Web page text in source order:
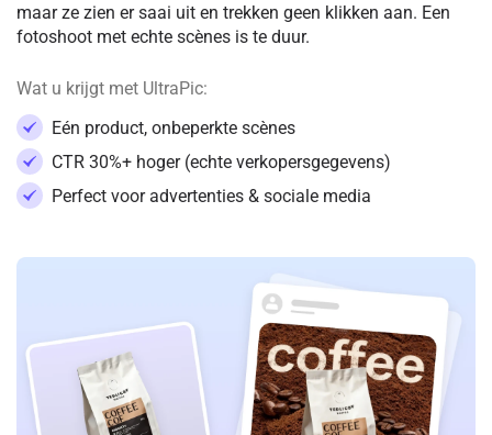
maar ze zien er saai uit en trekken geen klikken aan. Een
fotoshoot met echte scènes is te duur.
Wat u krijgt met UltraPic:
Eén product, onbeperkte scènes
CTR 30%+ hoger (echte verkopersgegevens)
Perfect voor advertenties & sociale media